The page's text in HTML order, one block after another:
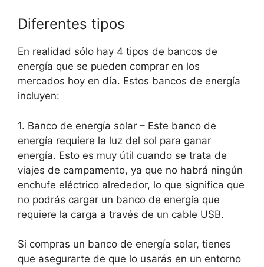
Diferentes tipos
En realidad sólo hay 4 tipos de bancos de
energía que se pueden comprar en los
mercados hoy en día. Estos bancos de energía
incluyen:
1. Banco de energía solar – Este banco de
energía requiere la luz del sol para ganar
energía. Esto es muy útil cuando se trata de
viajes de campamento, ya que no habrá ningún
enchufe eléctrico alrededor, lo que significa que
no podrás cargar un banco de energía que
requiere la carga a través de un cable USB.
Si compras un banco de energía solar, tienes
que asegurarte de que lo usarás en un entorno